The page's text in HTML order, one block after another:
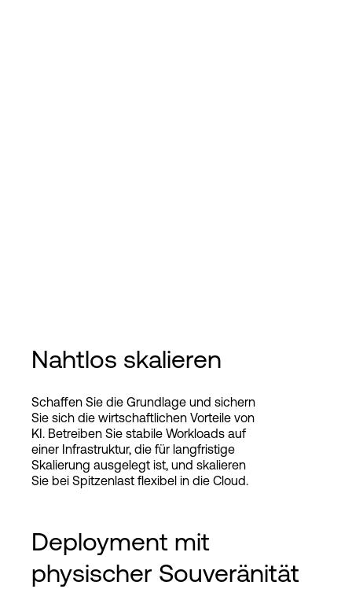
Nahtlos skalieren
Schaffen Sie die Grundlage und sichern
Sie sich die wirtschaftlichen Vorteile von
KI. Betreiben Sie stabile Workloads auf
einer Infrastruktur, die für langfristige
Skalierung ausgelegt ist, und skalieren
Sie bei Spitzenlast flexibel in die Cloud.
Deployment mit
physischer Souveränität